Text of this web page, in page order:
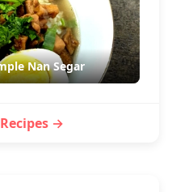
Nan Segar
→